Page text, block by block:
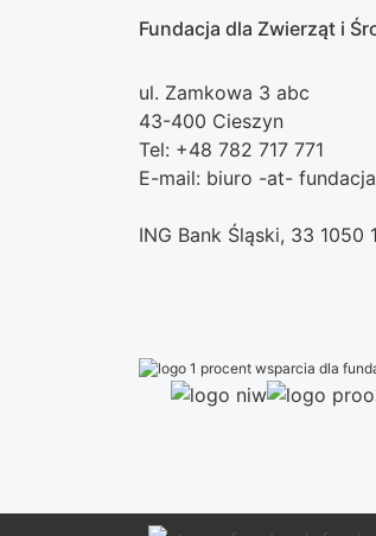
Fundacja dla Zwierząt i
ul. Zamkowa 3 abc
43-400 Cieszyn
Tel: +48 782 717 771
E-mail: biuro -at-
ING Bank Śląski, 33